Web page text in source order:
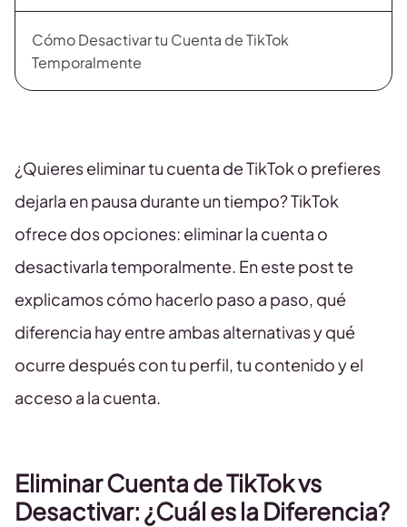
Cómo Desactivar tu Cuenta de TikTok
Temporalmente
¿Quieres eliminar tu cuenta de TikTok o prefieres
dejarla en pausa durante un tiempo? TikTok
ofrece dos opciones: eliminar la cuenta o
desactivarla temporalmente. En este post te
explicamos cómo hacerlo paso a paso, qué
diferencia hay entre ambas alternativas y qué
ocurre después con tu perfil, tu contenido y el
acceso a la cuenta.
Eliminar Cuenta de TikTok vs
Desactivar: ¿Cuál es la Diferencia?